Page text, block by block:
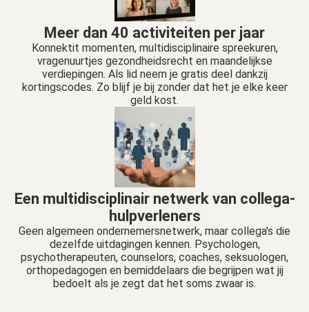
Meer dan 40 activiteiten per jaar
Konnektit momenten, multidisciplinaire spreekuren,
vragenuurtjes gezondheidsrecht en maandelijkse
verdiepingen. Als lid neem je gratis deel dankzij
kortingscodes. Zo blijf je bij zonder dat het je elke keer
geld kost.
Een multidisciplinair netwerk van collega-
hulpverleners
Geen algemeen ondernemersnetwerk, maar collega's die
dezelfde uitdagingen kennen. Psychologen,
psychotherapeuten, counselors, coaches, seksuologen,
orthopedagogen en bemiddelaars die begrijpen wat jij
bedoelt als je zegt dat het soms zwaar is.